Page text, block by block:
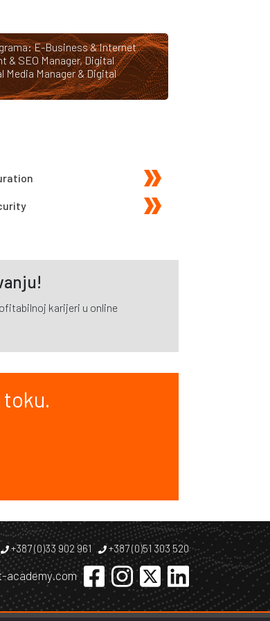
E-Business & Internet
& SEO Manager,Digital
Media Manager & Digital
karijeri u online
toku.
+387 (0)33 902 961 +387 (0)51 303 520
academy.com